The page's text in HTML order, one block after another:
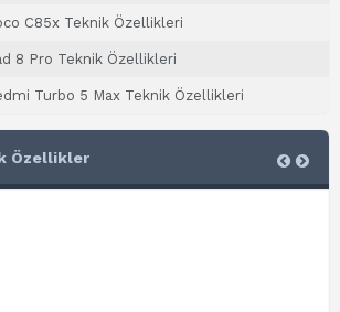
C85x Teknik Özellikleri
8 Pro Teknik Özellikleri
Turbo 5 Max Teknik Özellikleri
Özellikler